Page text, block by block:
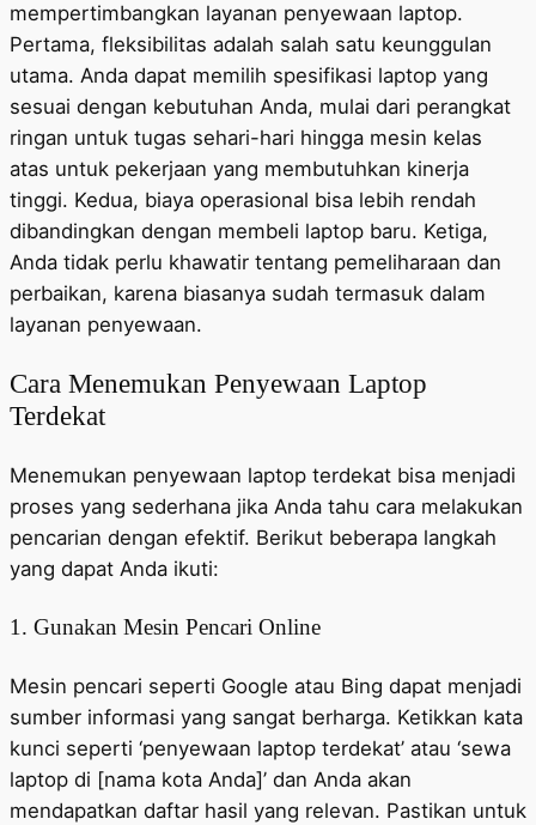
mempertimbangkan layanan penyewaan laptop.
Pertama, fleksibilitas adalah salah satu keunggulan
utama. Anda dapat memilih spesifikasi laptop yang
sesuai dengan kebutuhan Anda, mulai dari perangkat
ringan untuk tugas sehari-hari hingga mesin kelas
atas untuk pekerjaan yang membutuhkan kinerja
tinggi. Kedua, biaya operasional bisa lebih rendah
dibandingkan dengan membeli laptop baru. Ketiga,
Anda tidak perlu khawatir tentang pemeliharaan dan
perbaikan, karena biasanya sudah termasuk dalam
layanan penyewaan.
Cara Menemukan Penyewaan Laptop
Terdekat
Menemukan penyewaan laptop terdekat bisa menjadi
proses yang sederhana jika Anda tahu cara melakukan
pencarian dengan efektif. Berikut beberapa langkah
yang dapat Anda ikuti:
1. Gunakan Mesin Pencari Online
Mesin pencari seperti Google atau Bing dapat menjadi
sumber informasi yang sangat berharga. Ketikkan kata
kunci seperti ‘penyewaan laptop terdekat’ atau ‘sewa
laptop di [nama kota Anda]’ dan Anda akan
mendapatkan daftar hasil yang relevan. Pastikan untuk